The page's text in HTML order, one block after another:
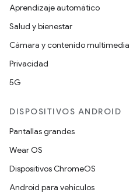
Aprendizaje automático
Salud y bienestar
Cámara y contenido multimedia
Privacidad
5G
DISPOSITIVOS ANDROID
Pantallas grandes
Wear OS
Dispositivos ChromeOS
Android para vehículos